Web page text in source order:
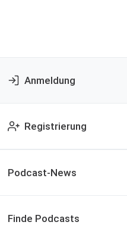
Anmeldung
Registrierung
Podcast-News
Finde Podcasts